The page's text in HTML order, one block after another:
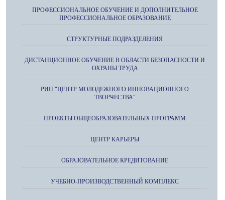
ПРОФЕССИОНАЛЬНОЕ ОБУЧЕНИЕ И ДОПОЛНИТЕЛЬНОЕ
ПРОФЕССИОНАЛЬНОЕ ОБРАЗОВАНИЕ
СТРУКТУРНЫЕ ПОДРАЗДЕЛЕНИЯ
ДИСТАНЦИОННОЕ ОБУЧЕНИЕ В ОБЛАСТИ БЕЗОПАСНОСТИ И
ОХРАНЫ ТРУДА
РИП "ЦЕНТР МОЛОДЕЖНОГО ИННОВАЦИОННОГО
ТВОРЧЕСТВА"
ПРОЕКТЫ ОБЩЕОБРАЗОВАТЕЛЬНЫХ ПРОГРАММ
ЦЕНТР КАРЬЕРЫ
ОБРАЗОВАТЕЛЬНОЕ КРЕДИТОВАНИЕ
УЧЕБНО-ПРОИЗВОДСТВЕННЫЙ КОМПЛЕКС